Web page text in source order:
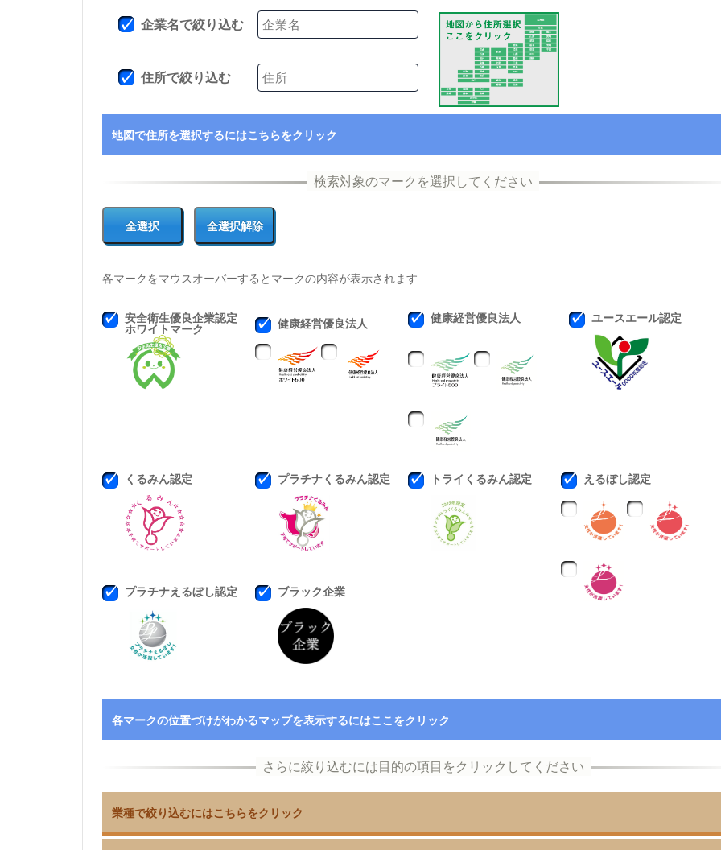
企業名で絞り込む
住所で絞り込む
地図で住所を選択するにはこちらをクリック
各マークをマウスオーバーするとマークの内容が表示されます
安全衛生優良企業認定
ホワイトマーク 健康経営優良法人 健康経営優良法人 ユースエール認定
くるみん認定 プラチナくるみん認定 トライくるみん認定 えるぼし認定
プラチナえるぼし認定 ブラック企業
各マークの位置づけがわかるマップを表示するにはここをクリック
業種で絞り込むにはこちらをクリック